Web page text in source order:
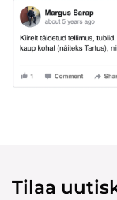
Tilaa